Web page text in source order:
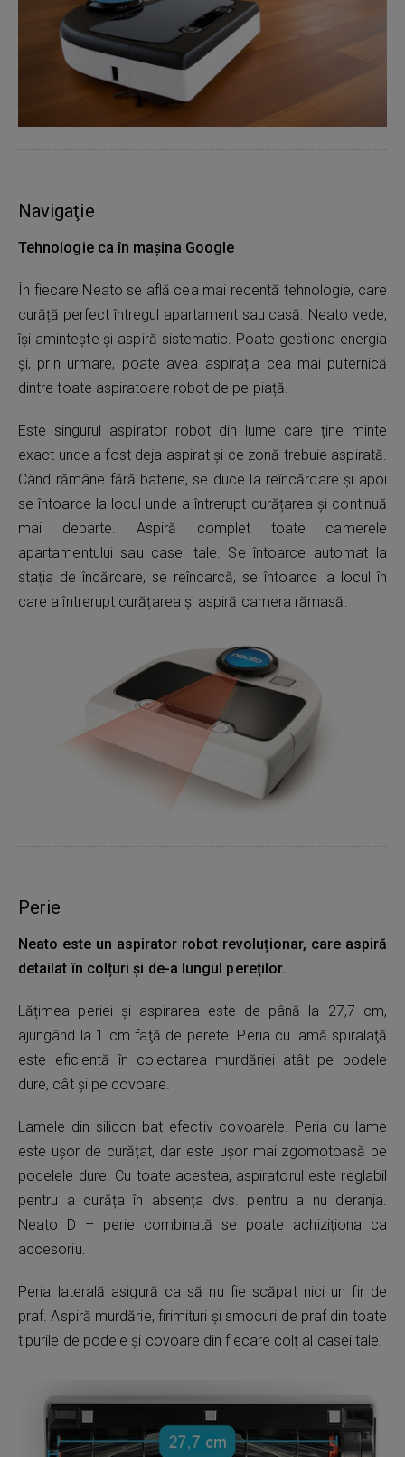
Navigaţie
Tehnologie ca în mașina Google
În fiecare Neato se află cea mai recentă tehnologie, care
curăță perfect întregul apartament sau casă. Neato vede,
își amintește și aspiră sistematic. Poate gestiona energia
și, prin urmare, poate avea aspirația cea mai puternică
dintre toate aspiratoare robot de pe piață.
Este singurul aspirator robot din lume care ține minte
exact unde a fost deja aspirat și ce zonă trebuie aspirată.
Când rămâne fără baterie, se duce la reîncărcare și apoi
se întoarce la locul unde a întrerupt curățarea și continuă
mai departe. Aspiră complet toate camerele
apartamentului sau casei tale. Se întoarce automat la
staţia de încărcare, se reîncarcă, se întoarce la locul în
care a întrerupt curățarea și aspiră camera rămasă.
Perie
Neato este un aspirator robot revoluționar, care aspiră
detailat în colțuri și de-a lungul pereților.
Lățimea periei și aspirarea este de până la 27,7 cm,
ajungând la 1 cm faţă de perete. Peria cu lamă spiralaţă
este eficientă în colectarea murdăriei atât pe podele
dure, cât și pe covoare.
Lamele din silicon bat efectiv covoarele. Peria cu lame
este ușor de curățat, dar este ușor mai zgomotoasă pe
podelele dure. Cu toate acestea, aspiratorul este reglabil
pentru a curăța în absența dvs. pentru a nu deranja.
Neato D – perie combinată se poate achiziţiona ca
accesoriu.
Peria laterală asigură ca să nu fie scăpat nici un fir de
praf. Aspiră murdărie, firimituri și smocuri de praf din toate
tipurile de podele și covoare din fiecare colț al casei tale.